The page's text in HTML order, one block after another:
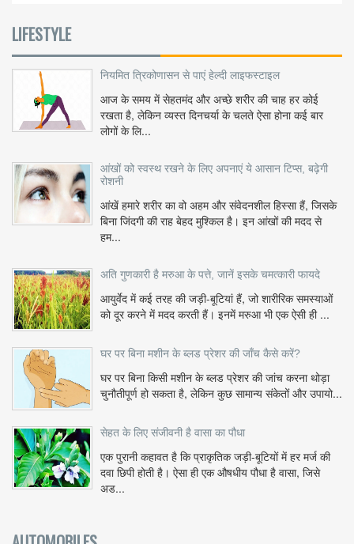
LIFESTYLE
नियमित त्रिकोणासन से पाएं हेल्दी लाइफस्टाइल
आज के समय में सेहतमंद और अच्छे शरीर की चाह हर कोई
रखता है, लेकिन व्यस्त दिनचर्या के चलते ऐसा होना कई बार
लोगों के लि...
आंखों को स्वस्थ रखने के लिए अपनाएं ये आसान टिप्स, बढ़ेगी
रोशनी
आंखें हमारे शरीर का वो अहम और संवेदनशील हिस्सा हैं, जिसके
बिना जिंदगी की राह बेहद मुश्किल है। इन आंखों की मदद से
हम...
अति गुणकारी है मरुआ के पत्ते, जानें इसके चमत्कारी फायदे
आयुर्वेद में कई तरह की जड़ी-बूटियां हैं, जो शारीरिक समस्याओं
को दूर करने में मदद करती हैं। इनमें मरुआ भी एक ऐसी ही ...
घर पर बिना मशीन के ब्लड प्रेशर की जाँच कैसे करें?
घर पर बिना किसी मशीन के ब्लड प्रेशर की जांच करना थोड़ा
चुनौतीपूर्ण हो सकता है, लेकिन कुछ सामान्य संकेतों और उपायो...
सेहत के लिए संजीवनी है वासा का पौधा
एक पुरानी कहावत है कि प्राकृतिक जड़ी-बूटियों में हर मर्ज की
दवा छिपी होती है। ऐसा ही एक औषधीय पौधा है वासा, जिसे
अड...